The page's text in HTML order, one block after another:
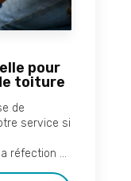
pour
toiture
de
service si
réfection ...